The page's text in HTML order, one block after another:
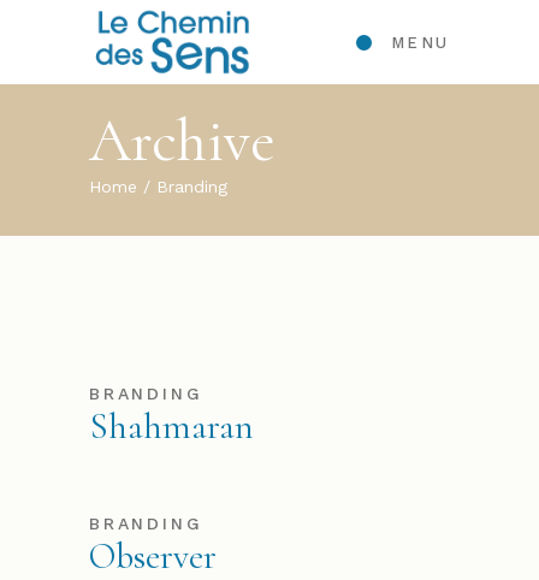
MENU
Archive
Home Branding
BRANDING
Shahmaran
BRANDING
Observer